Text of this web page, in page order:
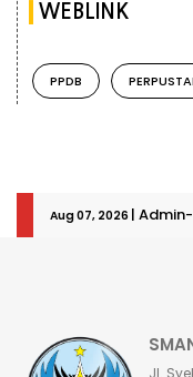
WEBLINK
PPDB
Aug 07, 2026 | Admin-
Jl.